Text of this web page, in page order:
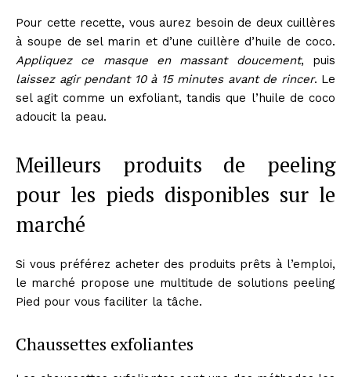
Pour cette recette, vous aurez besoin de deux cuillères
à soupe de sel marin et d’une cuillère d’huile de coco.
Appliquez ce masque en massant doucement, puis
laissez agir pendant 10 à 15 minutes avant de rincer. Le
sel agit comme un exfoliant, tandis que l’huile de coco
adoucit la peau.
Meilleurs produits de peeling
pour les pieds disponibles sur le
marché
Si vous préférez acheter des produits prêts à l’emploi,
le marché propose une multitude de solutions peeling
Pied pour vous faciliter la tâche.
Chaussettes exfoliantes